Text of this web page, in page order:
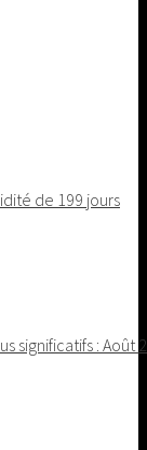
de 199 jours
significatifs : Août